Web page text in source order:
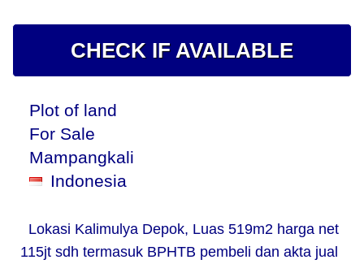
CHECK IF AVAILABLE
Plot of land
For Sale
Mampangkali
Indonesia
Lokasi Kalimulya Depok, Luas 519m2 harga net
115jt sdh termasuk BPHTB pembeli dan akta jual